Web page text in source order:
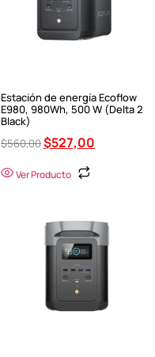
Estación de energía Ecoflow
E980, 980Wh, 500 W (Delta 2
Black)
$560,00$527,00
Ver Producto